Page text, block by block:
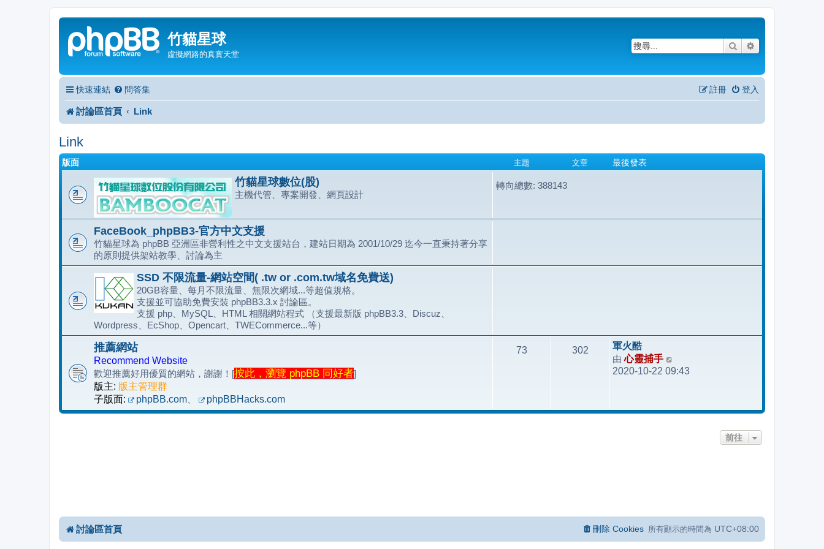
竹貓星球
虛擬網路的真實天堂
搜尋
快速連結 問答集 登入
註冊
討論區首頁 Link
Link
版面 主題 文章 最後發表
竹貓星球數位(股)
主機代管、專案開發、網頁設計
轉向總數: 388143
FaceBook_phpBB3-官方中文支援
竹貓星球為 phpBB 亞洲區非營利性之中文支援站台，建站日期為 2001/10/29 迄今一直秉持著分享
的原則提供架站教學、討論為主
SSD 不限流量-網站空間( .tw or .com.tw域名免費送)
20GB容量、每月不限流量、無限次網域...等超值規格。
支援並可協助免費安裝 phpBB3.3.x 討論區。
支援 php、MySQL、HTML 相關網站程式 （支援最新版 phpBB3.3、Discuz、
Wordpress、EcShop、Opencart、TWECommerce...等）
推薦網站
Recommend Website
歡迎推薦好用優質的網站，謝謝！[按此，瀏覽 phpBB 同好者]
版主: 版主管理群
子版面:
phpBB.com、 phpBBHacks.com
73 302
軍火酷
由心靈捕手
視
發
2020-10-22 09:43
前往
討論區首頁 所有顯示的時間為 UTC+08:00
刪除 Cookies